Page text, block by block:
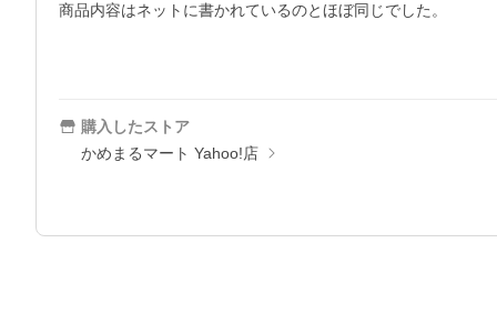
商品内容はネットに書かれているのとほぼ同じでした。
購入したストア
かめまるマート Yahoo!店